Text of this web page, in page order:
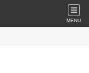
MENU